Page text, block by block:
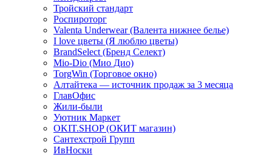
Тройский стандарт
Роспироторг
Valenta Underwear (Валента нижнее белье)
I love цветы (Я люблю цветы)
BrandSelect (Бренд Селект)
Mio-Dio (Мио Дио)
TorgWin (Торговое окно)
Алтайтека — источник продаж за 3 месяца
ГлавОфис
Жили-были
Уютник Маркет
OKIT.SHOP (ОКИТ магазин)
Сантехстрой Групп
ИвНоски